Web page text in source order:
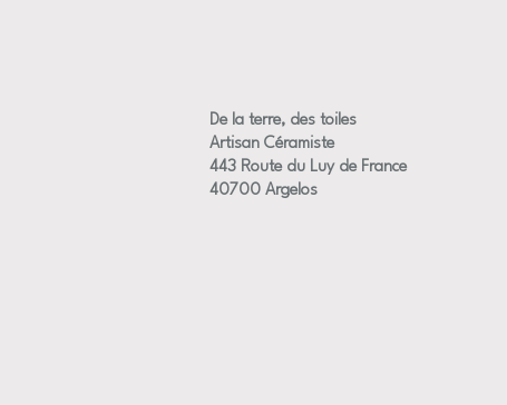
De la terre, des toiles
Artisan Céramiste
443 Route du Luy de France
40700 Argelos